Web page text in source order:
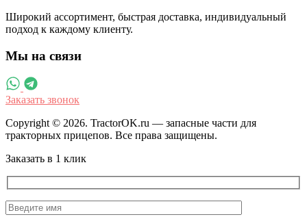
Широкий ассортимент, быстрая доставка, индивидуальный
подход к каждому клиенту.
Мы на связи
Заказать звонок
Copyright © 2026. TractorOK.ru — запасные части для
тракторных прицепов. Все права защищены.
Заказать в 1 клик